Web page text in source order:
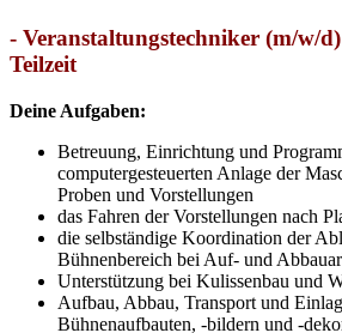
- Veranstaltungstechniker (m/w/
Teilzeit
Deine Aufgaben:
Betreuung, Einrichtung und
computergesteuerten Anlage der
Proben und Vorstellungen
das Fahren der Vorstellungen nach
die selbständige Koordination der
Bühnenbereich bei Auf- und
Unterstützung bei Kulissenbau und
Aufbau, Abbau, Transport und
Bühnenaufbauten, -bildern und -